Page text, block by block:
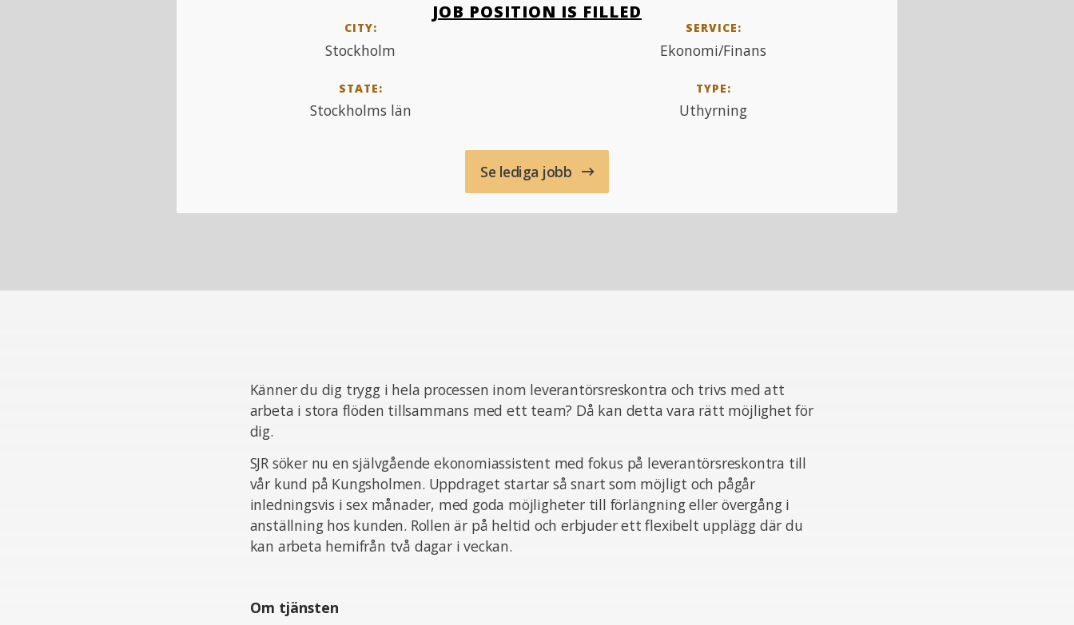
JOB POSITION IS FILLED
CITY:
Stockholm
SERVICE:
Ekonomi/Finans
STATE:
Stockholms län
TYPE:
Uthyrning
Se lediga jobb
Känner du dig trygg i hela processen inom leverantörsreskontra och trivs med att
arbeta i stora flöden tillsammans med ett team? Då kan detta vara rätt möjlighet för
dig.
SJR söker nu en självgående ekonomiassistent med fokus på leverantörsreskontra till
vår kund på Kungsholmen. Uppdraget startar så snart som möjligt och pågår
inledningsvis i sex månader, med goda möjligheter till förlängning eller övergång i
anställning hos kunden. Rollen är på heltid och erbjuder ett flexibelt upplägg där du
kan arbeta hemifrån två dagar i veckan.
Om tjänsten